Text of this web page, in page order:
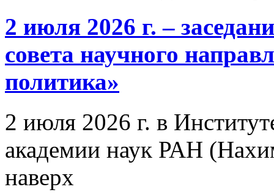
2 июля 2026 г. –
совета научного
политика»
2 июля 2026 г. в
академии наук РАН
наверх